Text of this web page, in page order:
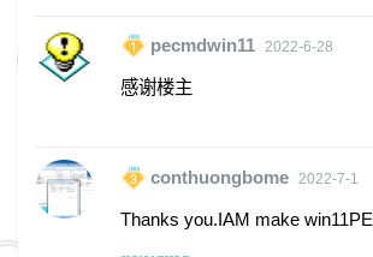
pecmdwin11 2022-6-28
感谢楼主
conthuongbome 2022-7-1
Thanks you.IAM make win11PE